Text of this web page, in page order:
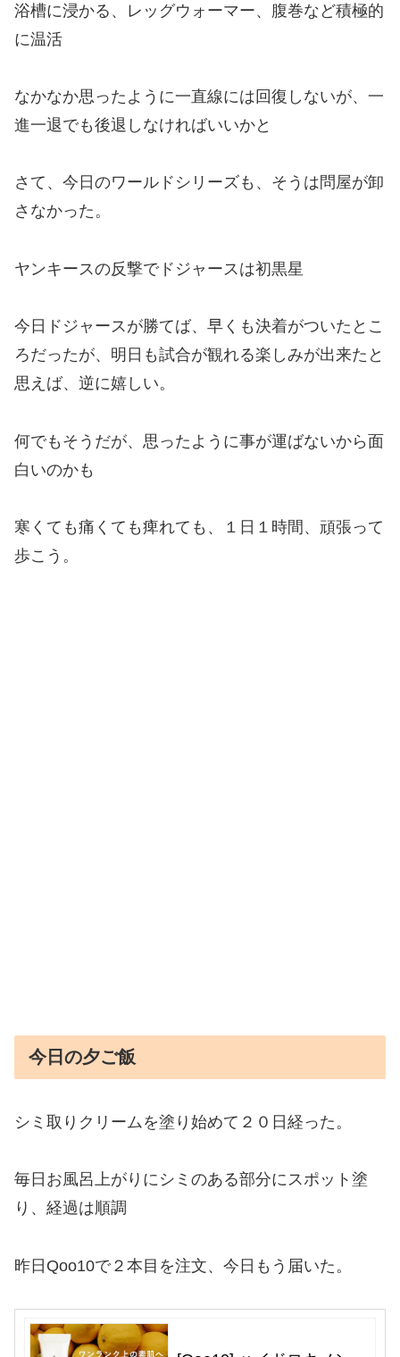
浴槽に浸かる、レッグウォーマー、腹巻など積極的
に温活
なかなか思ったように一直線には回復しないが、一
進一退でも後退しなければいいかと
さて、今日のワールドシリーズも、そうは問屋が卸
さなかった。
ヤンキースの反撃でドジャースは初黒星
今日ドジャースが勝てば、早くも決着がついたとこ
ろだったが、明日も試合が観れる楽しみが出来たと
思えば、逆に嬉しい。
何でもそうだが、思ったように事が運ばないから面
白いのかも
寒くても痛くても痺れても、１日１時間、頑張って
歩こう。
今日の夕ご飯
シミ取りクリームを塗り始めて２０日経った。
毎日お風呂上がりにシミのある部分にスポット塗
り、経過は順調
昨日Qoo10で２本目を注文、今日もう届いた。